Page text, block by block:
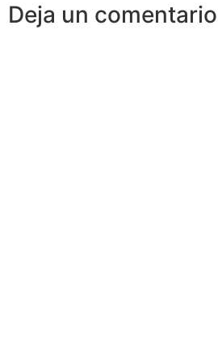
Deja un comentario